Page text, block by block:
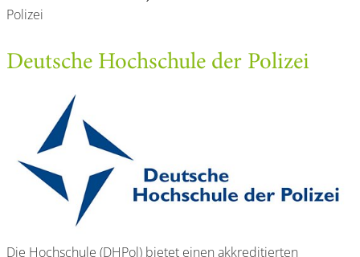
Polizei
Deutsche Hochschule der Polizei
Die Hochschule (DHPol) bietet einen akkreditierten